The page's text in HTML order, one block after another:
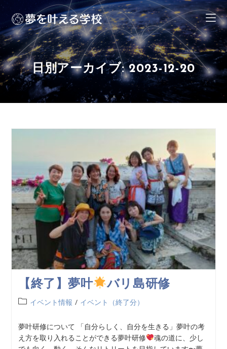
日別アーカイブ: 2023-12-20
【終了】夢叶 バリ島研修
イベント情報 / イベント（終了分）
夢叶研修について 「自分らしく、自分を生きる」夢叶の考
え方を取り入れることができる夢叶研修
魂の道に、少し